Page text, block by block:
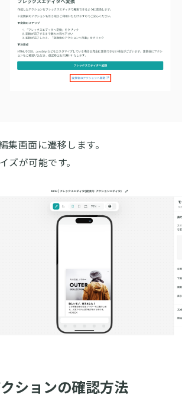
集画面に遷移します。
ズが可能です。
ションの確認方法